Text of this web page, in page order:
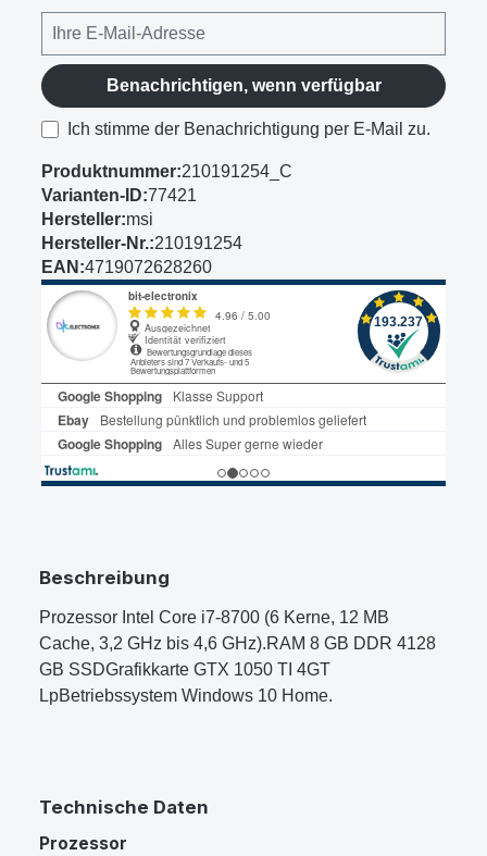
Benachrichtigen, wenn verfügbar
Ich stimme der Benachrichtigung per E-Mail zu.
Produktnummer:210191254_C
Varianten-ID:77421
Hersteller:msi
Hersteller-Nr.:210191254
EAN:4719072628260
Beschreibung
Prozessor Intel Core i7-8700 (6 Kerne, 12 MB
Cache, 3,2 GHz bis 4,6 GHz).RAM 8 GB DDR 4128
GB SSDGrafikkarte GTX 1050 TI 4GT
LpBetriebssystem Windows 10 Home.
Technische Daten
Prozessor